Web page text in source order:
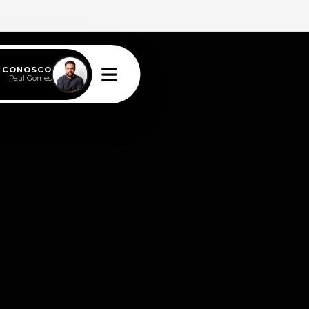
Paul Gomes